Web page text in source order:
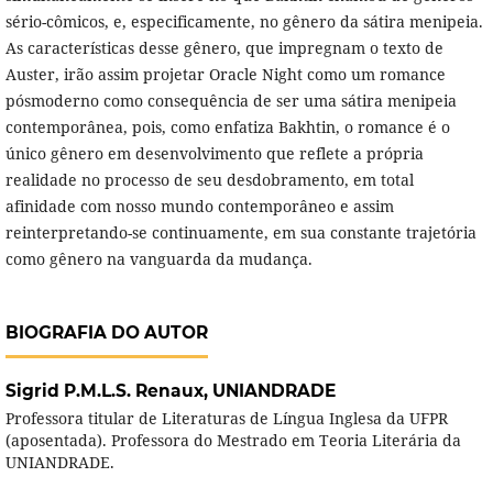
sério-cômicos, e, especificamente, no gênero da sátira menipeia.
As características desse gênero, que impregnam o texto de
Auster, irão assim projetar Oracle Night como um romance
pósmoderno como consequência de ser uma sátira menipeia
contemporânea, pois, como enfatiza Bakhtin, o romance é o
único gênero em desenvolvimento que reflete a própria
realidade no processo de seu desdobramento, em total
afinidade com nosso mundo contemporâneo e assim
reinterpretando-se continuamente, em sua constante trajetória
como gênero na vanguarda da mudança.
BIOGRAFIA DO AUTOR
Sigrid P.M.L.S. Renaux, UNIANDRADE
Professora titular de Literaturas de Língua Inglesa da UFPR
(aposentada). Professora do Mestrado em Teoria Literária da
UNIANDRADE.